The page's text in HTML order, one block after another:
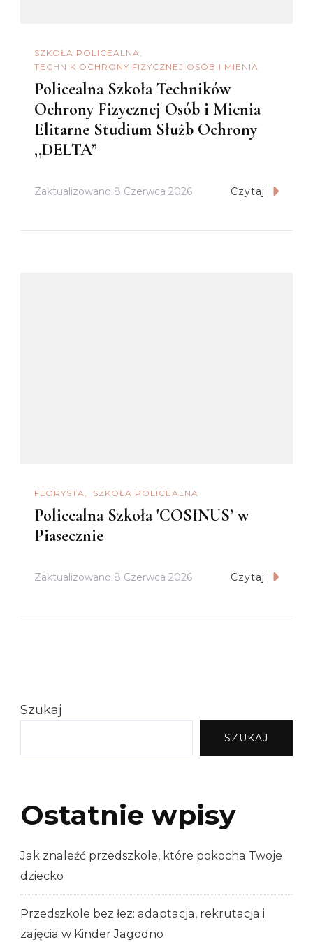
SZKOŁA POLICEALNA
TECHNIK OCHRONY FIZYCZNEJ OSÓB I MIENIA
Policealna Szkoła Techników
Ochrony Fizycznej Osób i Mienia
Elitarne Studium Służb Ochrony
,,DELTA”
Zaktualizowano 8 Czerwca 2026 Czytaj
FLORYSTA SZKOŁA POLICEALNA
Policealna Szkoła 'COSINUS’ w
Piasecznie
Zaktualizowano 8 Czerwca 2026 Czytaj
Szukaj
SZUKAJ
Ostatnie wpisy
Jak znaleźć przedszkole, które pokocha Twoje
dziecko
Przedszkole bez łez: adaptacja, rekrutacja i
zajęcia w Kinder Jagodno